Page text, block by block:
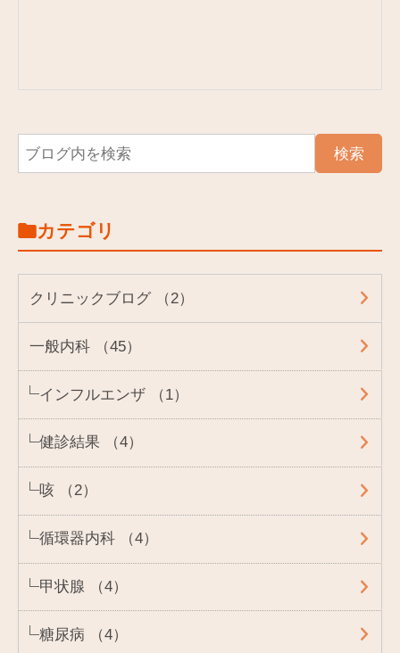
カテゴリ
クリニックブログ （2）
一般内科 （45）
インフルエンザ （1）
健診結果 （4）
咳 （2）
循環器内科 （4）
甲状腺 （4）
糖尿病 （4）